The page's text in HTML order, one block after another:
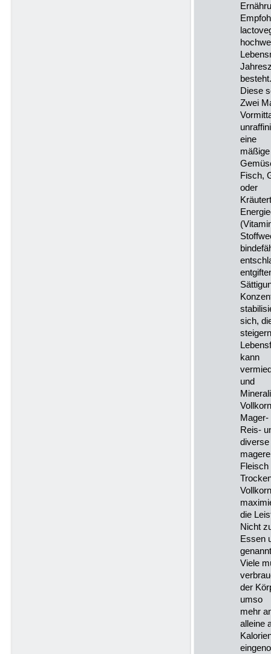
besteht.
Diese
Zwei
eine
Fisch,
oder
sich,
kann
und
Reis-
diverse
die
Nicht
Essen
Viele
der
umso
mehr
alleine